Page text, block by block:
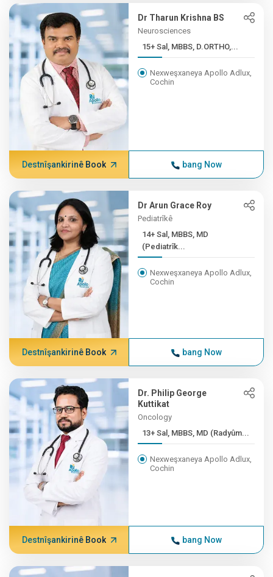
Dr Tharun Krishna BS
Neurosciences
15+ Sal, MBBS, D.ORTHO,...
Nexweşxaneya Apollo Adlux,
Cochin
Destnîşankirinê Book bang Now
Dr Arun Grace Roy
Pediatrîkê
14+ Sal, MBBS, MD
(Pediatrîk...
Nexweşxaneya Apollo Adlux,
Cochin
Destnîşankirinê Book bang Now
Dr. Philip George
Kuttikat
Oncology
13+ Sal, MBBS, MD (Radyûm...
Nexweşxaneya Apollo Adlux,
Cochin
Destnîşankirinê Book bang Now